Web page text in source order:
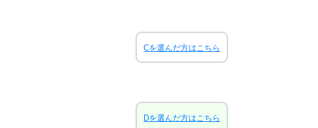
Cを選んだ方はこちら
Dを選んだ方はこちら